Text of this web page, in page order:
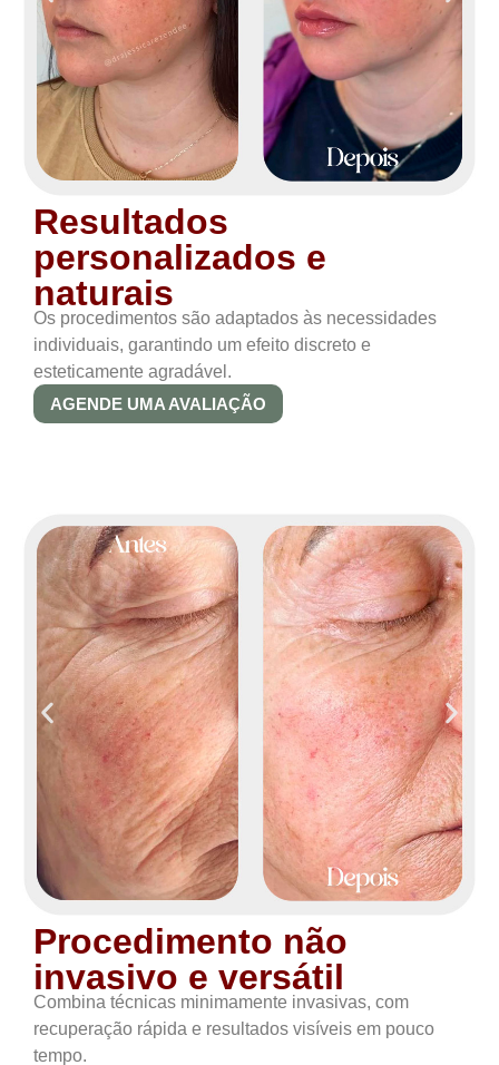
Resultados
personalizados e
naturais
Os procedimentos são adaptados às necessidades
individuais, garantindo um efeito discreto e
esteticamente agradável.
AGENDE UMA AVALIAÇÃO
Procedimento não
invasivo e versátil
Combina técnicas minimamente invasivas, com
recuperação rápida e resultados visíveis em pouco
tempo.